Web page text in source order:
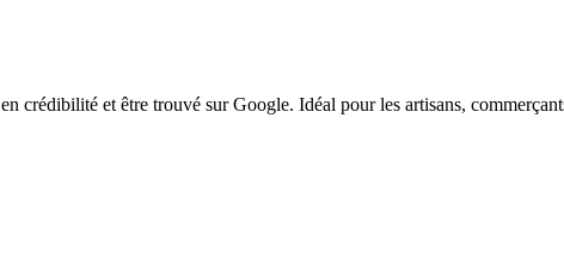
crédibilité et être trouvé sur Google. Idéal pour les artisans,